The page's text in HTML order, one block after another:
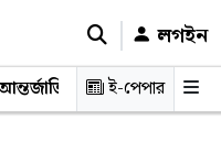
লগইন
অর্থনীতি
ই-পেপার